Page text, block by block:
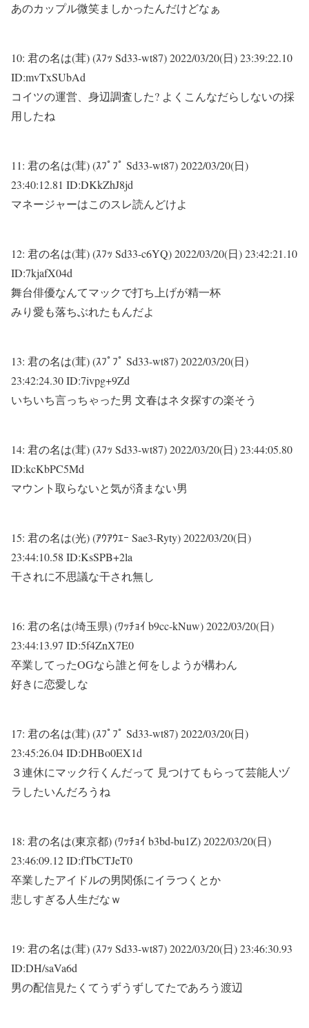
あのカップル微笑ましかったんだけどなぁ
10: 君の名は(茸) (ｽﾌｯ Sd33-wt87)2022/03/20(日) 23:39:22.10
ID:mvTxSUbAd
コイツの運営、身辺調査した? よくこんなだらしないの採
用したね
11: 君の名は(茸) (ｽﾌﾟﾌﾟ Sd33-wt87)2022/03/20(日)
23:40:12.81 ID:DKkZhJ8jd
マネージャーはこのスレ読んどけよ
12: 君の名は(茸) (ｽﾌｯ Sd33-c6YQ)2022/03/20(日) 23:42:21.10
ID:7kjafX04d
舞台俳優なんてマックで打ち上げが精一杯
みり愛も落ちぶれたもんだよ
13: 君の名は(茸) (ｽﾌﾟﾌﾟ Sd33-wt87)2022/03/20(日)
23:42:24.30 ID:7ivpg+9Zd
いちいち言っちゃった男 文春はネタ探すの楽そう
14: 君の名は(茸) (ｽﾌｯ Sd33-wt87)2022/03/20(日) 23:44:05.80
ID:kcKbPC5Md
マウント取らないと気が済まない男
15: 君の名は(光) (ｱｳｱｳｴｰ Sae3-Ryty)2022/03/20(日)
23:44:10.58 ID:KsSPB+2la
干されに不思議な干され無し
16: 君の名は(埼玉県) (ﾜｯﾁｮｲ b9cc-kNuw)2022/03/20(日)
23:44:13.97 ID:5f4ZnX7E0
卒業してったOGなら誰と何をしようが構わん
好きに恋愛しな
17: 君の名は(茸) (ｽﾌﾟﾌﾟ Sd33-wt87)2022/03/20(日)
23:45:26.04 ID:DHBo0EX1d
３連休にマック行くんだって 見つけてもらって芸能人ヅ
ラしたいんだろうね
18: 君の名は(東京都) (ﾜｯﾁｮｲ b3bd-bu1Z)2022/03/20(日)
23:46:09.12 ID:fTbCTJeT0
卒業したアイドルの男関係にイラつくとか
悲しすぎる人生だなｗ
19: 君の名は(茸) (ｽﾌｯ Sd33-wt87)2022/03/20(日) 23:46:30.93
ID:DH/saVa6d
男の配信見たくてうずうずしてたであろう渡辺